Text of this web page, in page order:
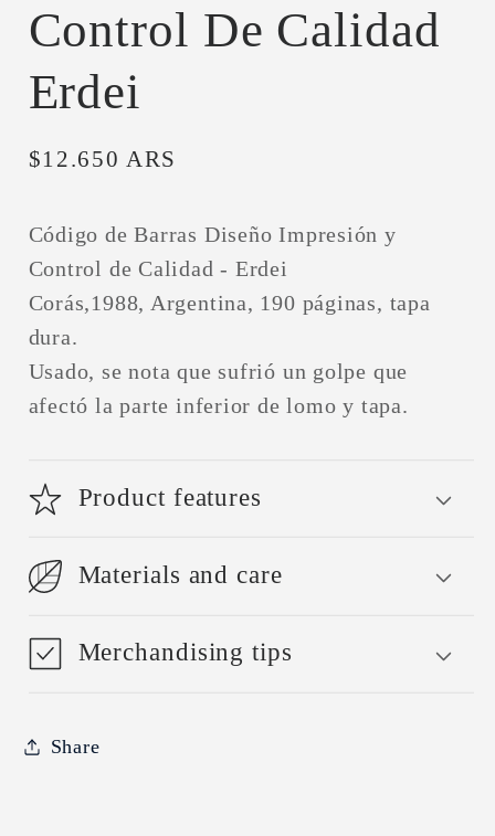
Control De Calidad
Erdei
Precio
$12.650 ARS
Código de Barras Diseño Impresión y
Control de Calidad - Erdei
Corás,1988, Argentina, 190 páginas, tapa
dura.
Usado, se nota que sufrió un golpe que
afectó la parte inferior de lomo y tapa.
Product features
Materials and care
Merchandising tips
Share